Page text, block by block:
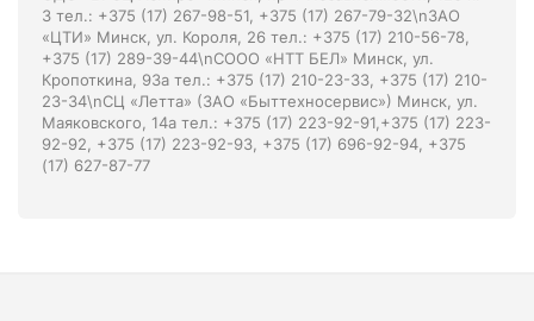
3 тел.: +375 (17) 267-98-51, +375 (17) 267-79-32\nЗАО
«ЦТИ» Минск, ул. Короля, 26 тел.: +375 (17) 210-56-78,
+375 (17) 289-39-44\nСООО «НТТ БЕЛ» Минск, ул.
Кропоткина, 93а тел.: +375 (17) 210-23-33, +375 (17) 210-
23-34\nСЦ «Летта» (ЗАО «Быттехносервис») Минск, ул.
Маяковского, 14а тел.: +375 (17) 223-92-91,+375 (17) 223-
92-92, +375 (17) 223-92-93, +375 (17) 696-92-94, +375
(17) 627-87-77